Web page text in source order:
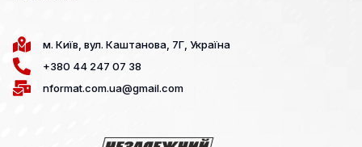
м. Київ, вул. Каштанова, 7Г, Україна
+380 44 247 07 38
nformat.com.ua@gmail.com